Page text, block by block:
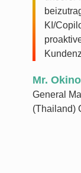
KI/
Mr. Okino
General
(Thailand)